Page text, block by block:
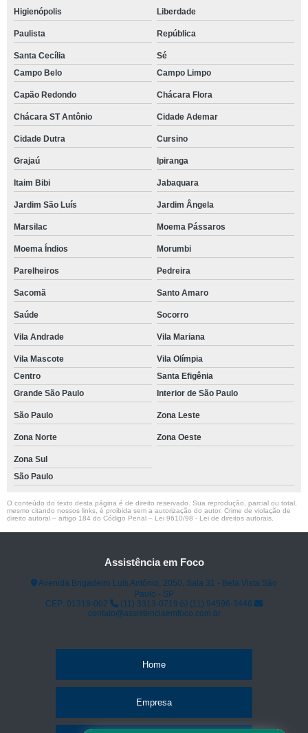
Higienópolis Liberdade
Paulista República
Santa Cecília
Sé
Campo Belo
Campo Limpo
Capão Redondo Chácara Flora
Chácara ST Antônio Cidade Ademar
Cidade Dutra Cursino
Grajaú Ipiranga
Itaim Bibi Jabaquara
Jardim São Luís Jardim Ângela
Marsilac Moema Pássaros
Moema Índios Morumbi
Parelheiros Pedreira
Sacomã Santo Amaro
Saúde Socorro
Vila Andrade Vila Mariana
Vila Mascote
Vila Olímpia
Centro
Santa Efigênia
Grande São Paulo
Interior de São Paulo
São Paulo Zona Leste
Zona Norte Zona Oeste
Zona Sul
São Paulo
O conteúdo do texto desta página é de direito reservado. Sua reprodução, parcial ou total,
mesmo citando nossos links, é proibida sem a autorização do autor. Crime de violação de
direito autoral – artigo 184 do Código Penal – Lei 9610/98 - Lei de direitos autorais
Assistência em Foco
Avenida Brigadeiro Luís Antônio, 2050, Sala 31 - Bela Vista São
Paulo - SP
CEP: 01318-002
(11) 3313-0719
(11) 94596-3446
contato@assistenciaemfoco.com.br
Home
Empresa